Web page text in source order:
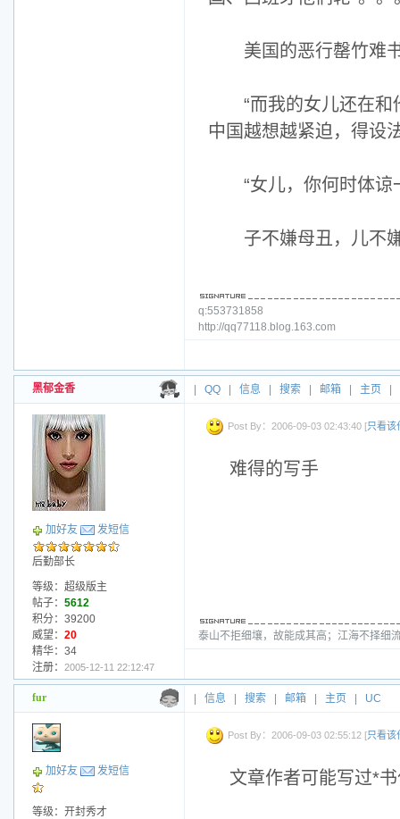
美国的恶行罄竹难
“而我的女儿还在和
中国越想越紧迫，得设
“女儿，你何时体谅
子不嫌母丑，儿不嫌
q:553731858
http://qq77118.blog.163.com
黑郁金香 QQ 信息 搜索 邮箱 主页
加好友 发短信
后勤部长
等级：超级版主
帖子： 5612
积分：39200
威望： 20
精华：34
注册： 2005-12-11 22:12:47
Post By：2006-09-03 02:43:40 [只看该
难得的写手
泰山不拒细壤，故能成其高；江海不择细
fur 信息 搜索 邮箱 主页 UC
加好友 发短信
等级：开封秀才
Post By：2006-09-03 02:55:12 [只看该
文章作者可能写过*